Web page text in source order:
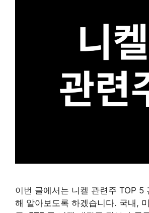
이번 글에서는 니켈 관련주 TOP 5
해 알아보도록 하겠습니다. 국내,